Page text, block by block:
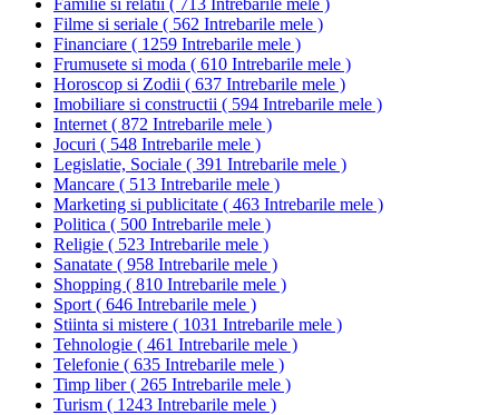
Filme si seriale ( 562 Intrebarile mele )
Financiare ( 1259 Intrebarile mele )
Frumusete si moda ( 610 Intrebarile mele )
Horoscop si Zodii ( 637 Intrebarile mele )
Imobiliare si constructii ( 594 Intrebarile mele )
Internet ( 872 Intrebarile mele )
Jocuri ( 548 Intrebarile mele )
Legislatie, Sociale ( 391 Intrebarile mele )
Mancare ( 513 Intrebarile mele )
Marketing si publicitate ( 463 Intrebarile mele )
Politica ( 500 Intrebarile mele )
Religie ( 523 Intrebarile mele )
Sanatate ( 958 Intrebarile mele )
Shopping ( 810 Intrebarile mele )
Sport ( 646 Intrebarile mele )
Stiinta si mistere ( 1031 Intrebarile mele )
Tehnologie ( 461 Intrebarile mele )
Telefonie ( 635 Intrebarile mele )
Timp liber( 265 Intrebarile mele )
Turism ( 1243 Intrebarile mele )